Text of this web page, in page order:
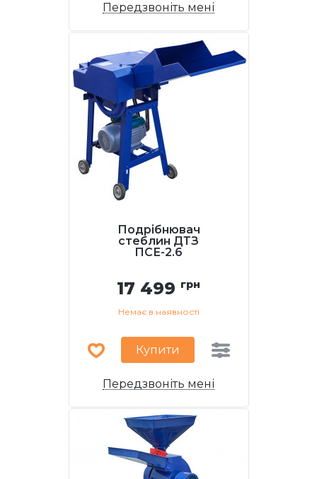
Передзвоніть мені
Подрібнювач
стеблин ДТЗ
ПСЕ-2.6
17 499 грн
Немає в наявності
Купити
Передзвоніть мені